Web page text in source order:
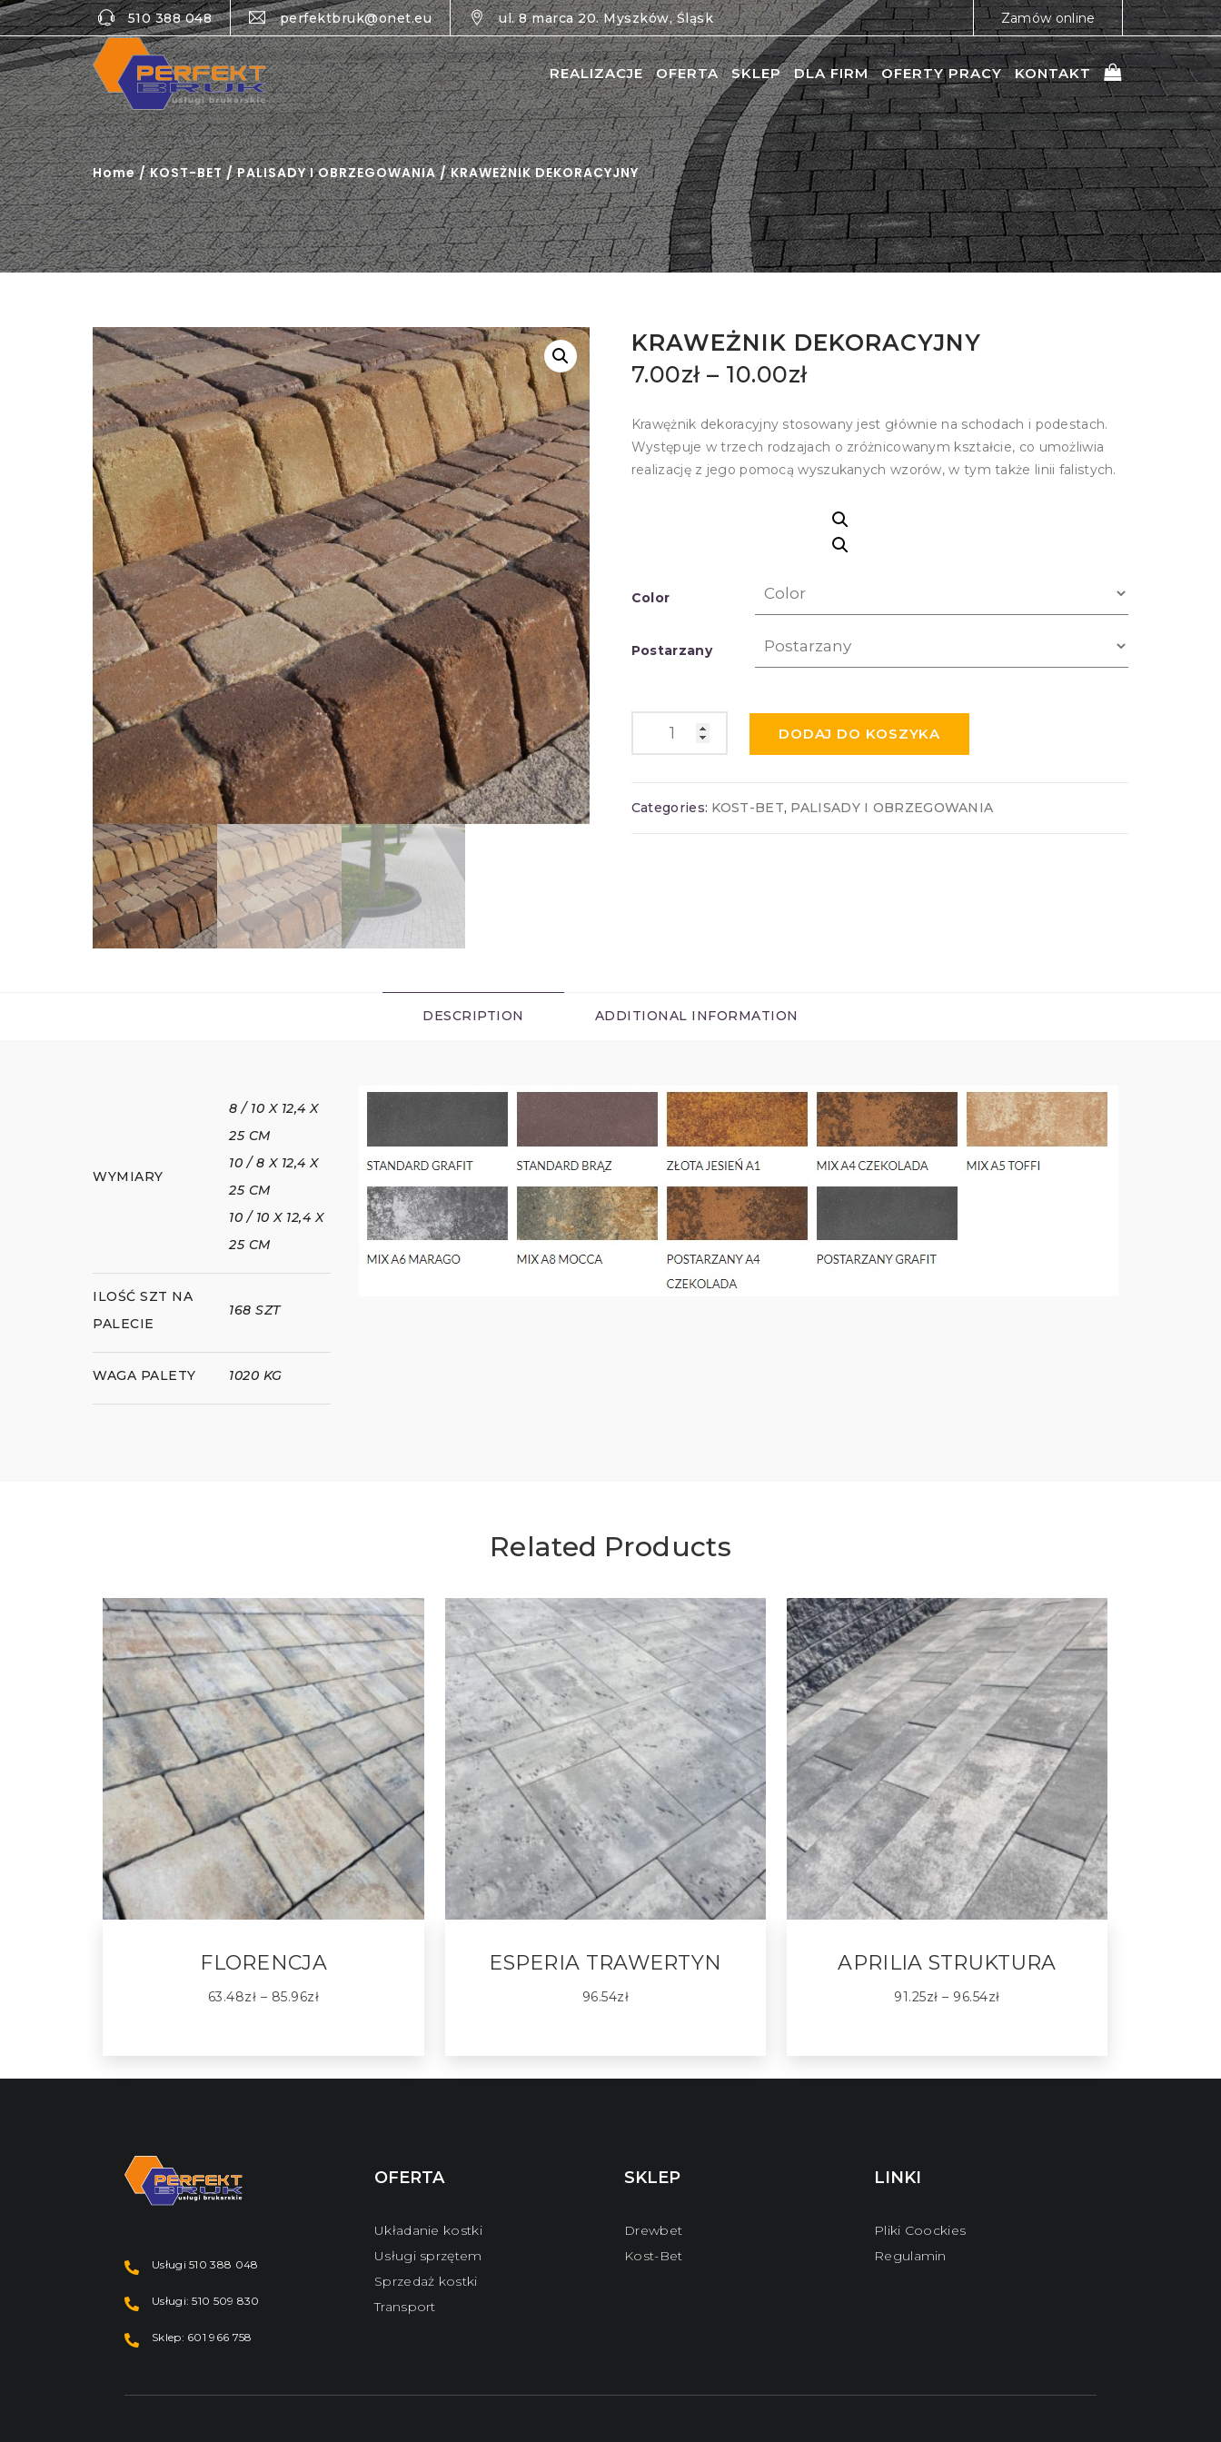
510 388 048 perfektbruk@onet.eu ul. 8 marca 20. Myszków, Śląsk Zamów online
REALIZACJE OFERTA SKLEP DLA FIRM OFERTY PRACY KONTAKT
Home/KOST-BET/PALISADY I OBRZEGOWANIA/ KRAWEŻNIK DEKORACYJNY
KRAWEŻNIK DEKORACYJNY
7.00zł– 10.00zł
Krawężnik dekoracyjny stosowany jest głównie na schodach i podestach.
Występuje w trzech rodzajach o zróżnicowanym kształcie, co umożliwia
realizację z jego pomocą wyszukanych wzorów, w tym także linii falistych.
Color
Postarzany
DODAJ DO KOSZYKA
Categories: KOST-BET, PALISADY I OBRZEGOWANIA
DESCRIPTION ADDITIONAL INFORMATION
WYMIARY
8 / 10 X 12,4 X
25 CM
10 / 8 X 12,4 X
25 CM
10 / 10 X 12,4 X
25 CM
ILOŚĆ SZT NA
PALECIE
168 SZT
WAGA PALETY 1020 KG
Related Products
FLORENCJA
63.48zł – 85.96zł
ESPERIA TRAWERTYN
96.54zł
APRILIA STRUKTURA
91.25zł – 96.54zł
Usługi 510 388 048
Usługi: 510 509 830
Sklep: 601 966 758
OFERTA
Układanie kostki
Usługi sprzętem
Sprzedaż kostki
Transport
SKLEP
Drewbet
Kost-Bet
LINKI
Pliki Coockies
Regulamin